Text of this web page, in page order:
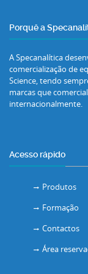
Porquê a
A Specanalítica
comercialização de
Science, tendo
marcas que
internacionalmente.
Acesso rápido
Produtos
Formação
Contactos
Área